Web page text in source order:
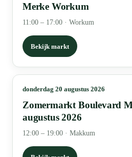
Merke Workum
11:00 – 17:00 · Workum
Bekijk markt
donderdag 20 augustus 2026
Zomermarkt Boulevard
augustus 2026
12:00 – 19:00 · Makkum